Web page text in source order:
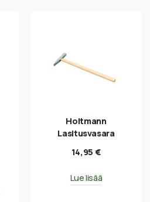
Holtmann
Lasitusvasara
14,95 €
Lue lisää